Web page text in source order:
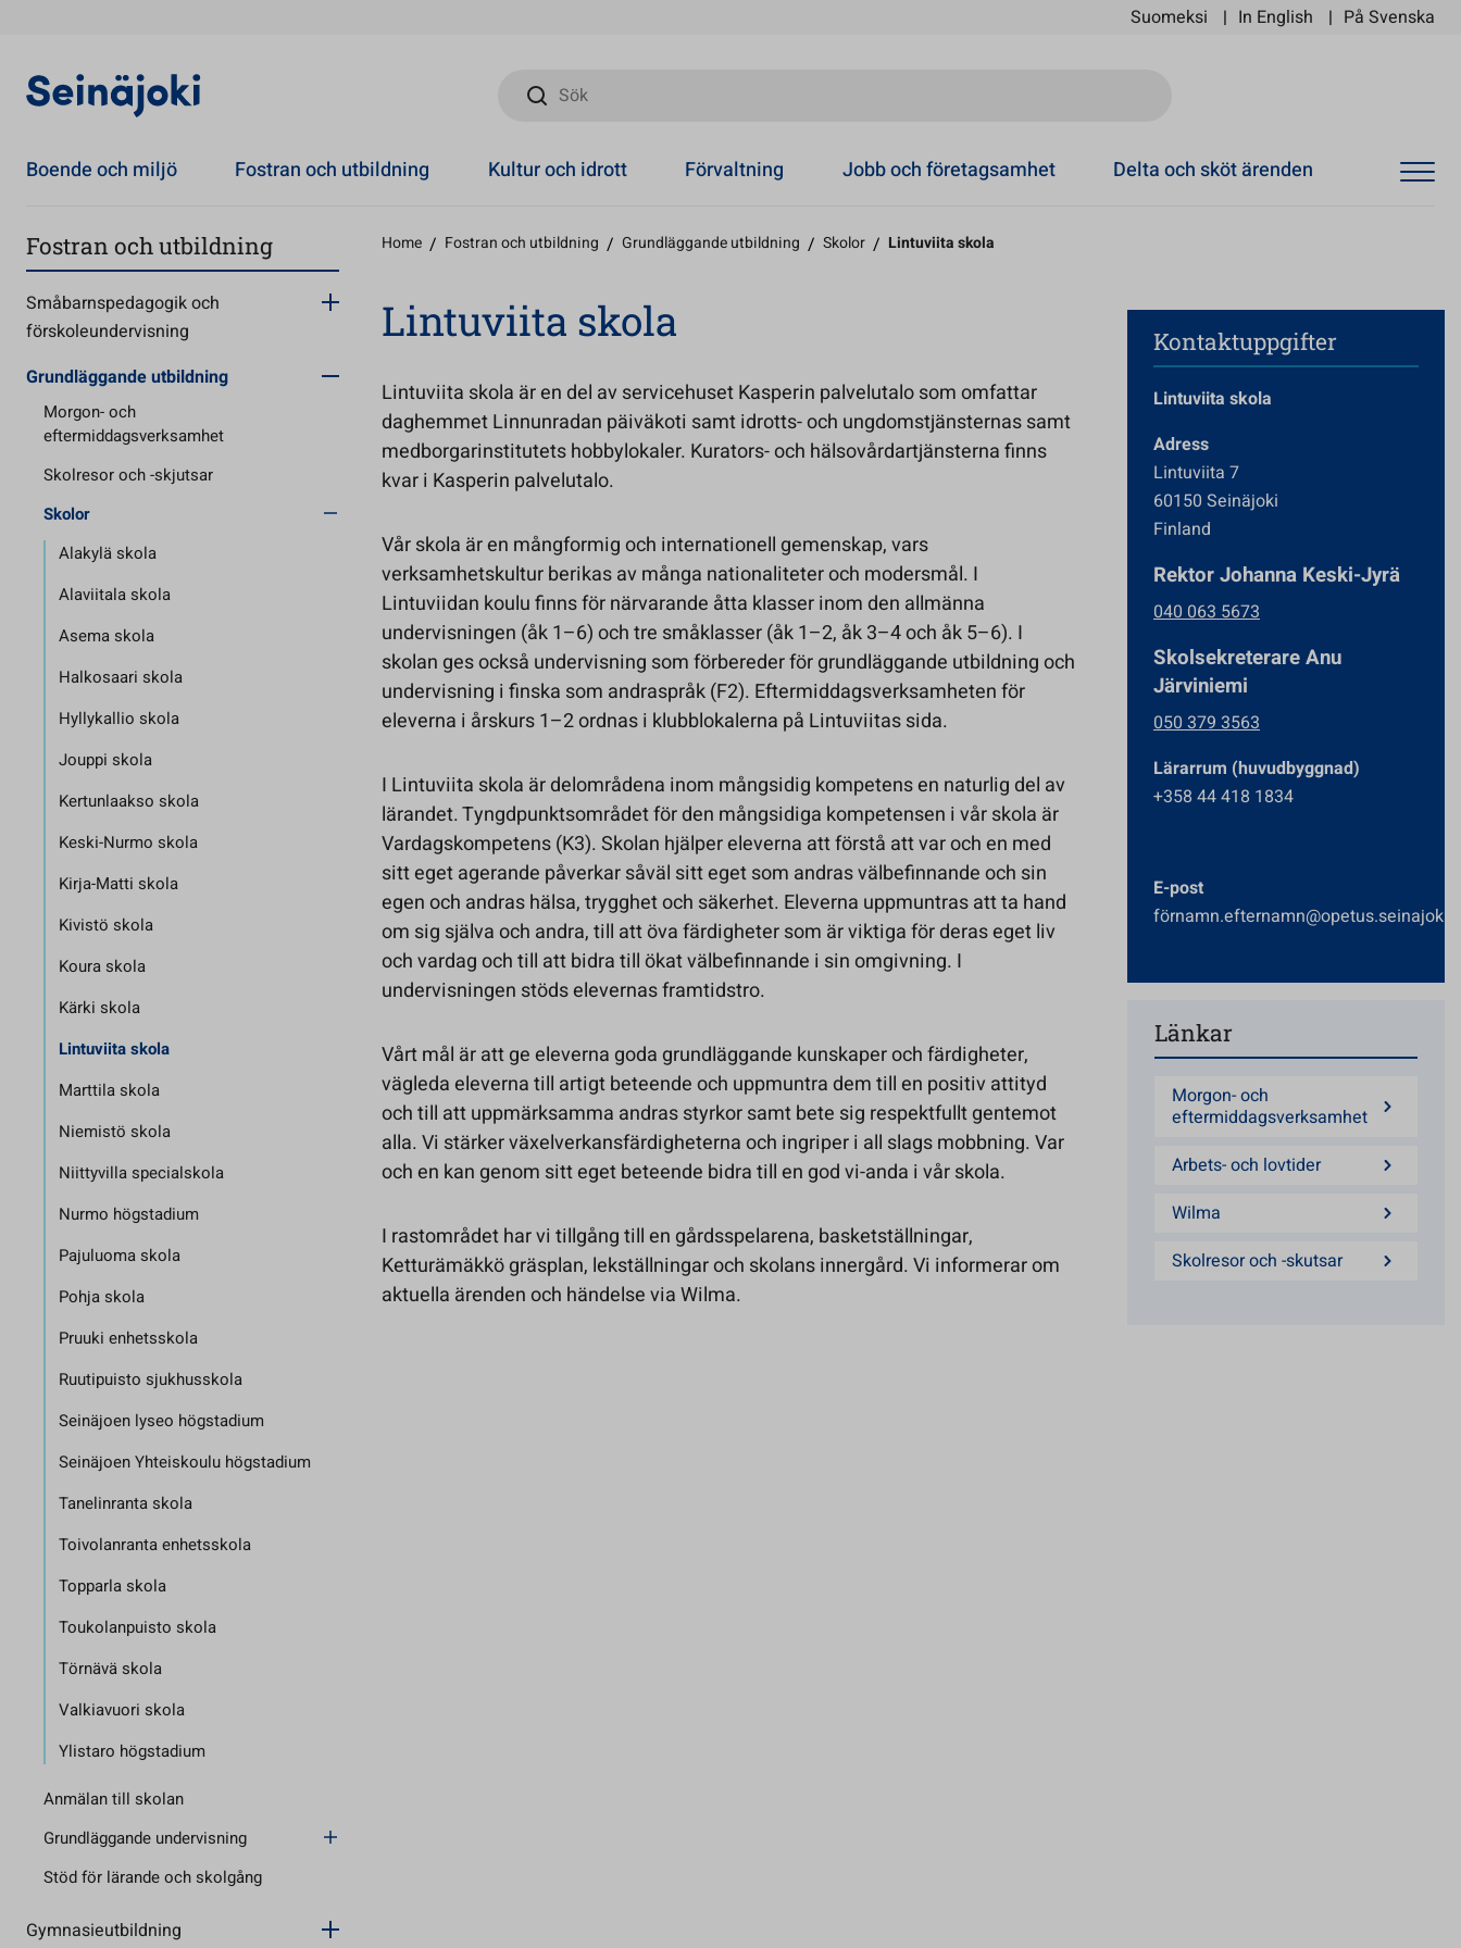
Suomeksi In English På Svenska
Boende och miljö Fostran och utbildning Kultur och idrott Förvaltning Jobb och företagsamhet Delta och sköt ärenden
Fostran och utbildning
Småbarnspedagogik och
förskoleundervisning
Grundläggande utbildning
Morgon- och
eftermiddagsverksamhet
Skolresor och -skjutsar
Skolor
Alakylä skola
Alaviitala skola
Asema skola
Halkosaari skola
Hyllykallio skola
Jouppi skola
Kertunlaakso skola
Keski-Nurmo skola
Kirja-Matti skola
Kivistö skola
Koura skola
Kärki skola
Lintuviita skola
Marttila skola
Niemistö skola
Niittyvilla specialskola
Nurmo högstadium
Pajuluoma skola
Pohja skola
Pruuki enhetsskola
Ruutipuisto sjukhusskola
Seinäjoen lyseo högstadium
Seinäjoen Yhteiskoulu högstadium
Tanelinranta skola
Toivolanranta enhetsskola
Topparla skola
Toukolanpuisto skola
Törnävä skola
Valkiavuori skola
Ylistaro högstadium
Anmälan till skolan
Grundläggande undervisning
Stöd för lärande och skolgång
Gymnasieutbildning
Home / Fostran och utbildning / Grundläggande utbildning / Skolor / Lintuviita skola
Lintuviita skola
Lintuviita skola är en del av servicehuset Kasperin palvelutalo som omfattar
daghemmet Linnunradan päiväkoti samt idrotts- och ungdomstjänsternas samt
medborgarinstitutets hobbylokaler. Kurators- och hälsovårdartjänsterna finns
kvar i Kasperin palvelutalo.
Vår skola är en mångformig och internationell gemenskap, vars
verksamhetskultur berikas av många nationaliteter och modersmål. I
Lintuviidan koulu finns för närvarande åtta klasser inom den allmänna
undervisningen (åk 1–6) och tre småklasser (åk 1–2, åk 3–4 och åk 5–6). I
skolan ges också undervisning som förbereder för grundläggande utbildning och
undervisning i finska som andraspråk (F2). Eftermiddagsverksamheten för
eleverna i årskurs 1–2 ordnas i klubblokalerna på Lintuviitas sida.
I Lintuviita skola är delområdena inom mångsidig kompetens en naturlig del av
lärandet. Tyngdpunktsområdet för den mångsidiga kompetensen i vår skola är
Vardagskompetens (K3). Skolan hjälper eleverna att förstå att var och en med
sitt eget agerande påverkar såväl sitt eget som andras välbefinnande och sin
egen och andras hälsa, trygghet och säkerhet. Eleverna uppmuntras att ta hand
om sig själva och andra, till att öva färdigheter som är viktiga för deras eget liv
och vardag och till att bidra till ökat välbefinnande i sin omgivning. I
undervisningen stöds elevernas framtidstro.
Vårt mål är att ge eleverna goda grundläggande kunskaper och färdigheter,
vägleda eleverna till artigt beteende och uppmuntra dem till en positiv attityd
och till att uppmärksamma andras styrkor samt bete sig respektfullt gentemot
alla. Vi stärker växelverkansfärdigheterna och ingriper i all slags mobbning. Var
och en kan genom sitt eget beteende bidra till en god vi-anda i vår skola.
I rastområdet har vi tillgång till en gårdsspelarena, basketställningar,
Ketturämäkkö gräsplan, lekställningar och skolans innergård. Vi informerar om
aktuella ärenden och händelse via Wilma.
Kontaktuppgifter
Lintuviita skola
Adress
Lintuviita 7
60150 Seinäjoki
Finland
Rektor Johanna Keski-Jyrä
040 063 5673
Skolsekreterare Anu
Järviniemi
050 379 3563
Lärarrum (huvudbyggnad)
+358 44 418 1834
E-post
förnamn.efternamn@opetus.seinajoki.fi
Länkar
Morgon- och
eftermiddagsverksamhet
Arbets- och lovtider
Wilma
Skolresor och -skutsar